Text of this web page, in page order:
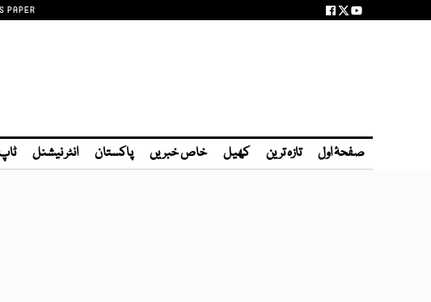
PAPER
صفحۂ اول تازہ ترین کھیل خاص خبریں پاکستان انٹر نیشنل